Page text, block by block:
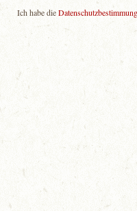
Ich habe die